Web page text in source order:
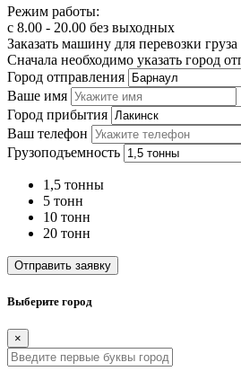
Режим работы:
с 8.00 - 20.00 без выходных
Заказать машину для перевозки груза
Сначала необходимо указать город
Город отправления
Ваше имя
Город прибытия
Ваш телефон
Грузоподъемность
1,5 тонны
5 тонн
10 тонн
20 тонн
Отправить заявку
Выберите город
×